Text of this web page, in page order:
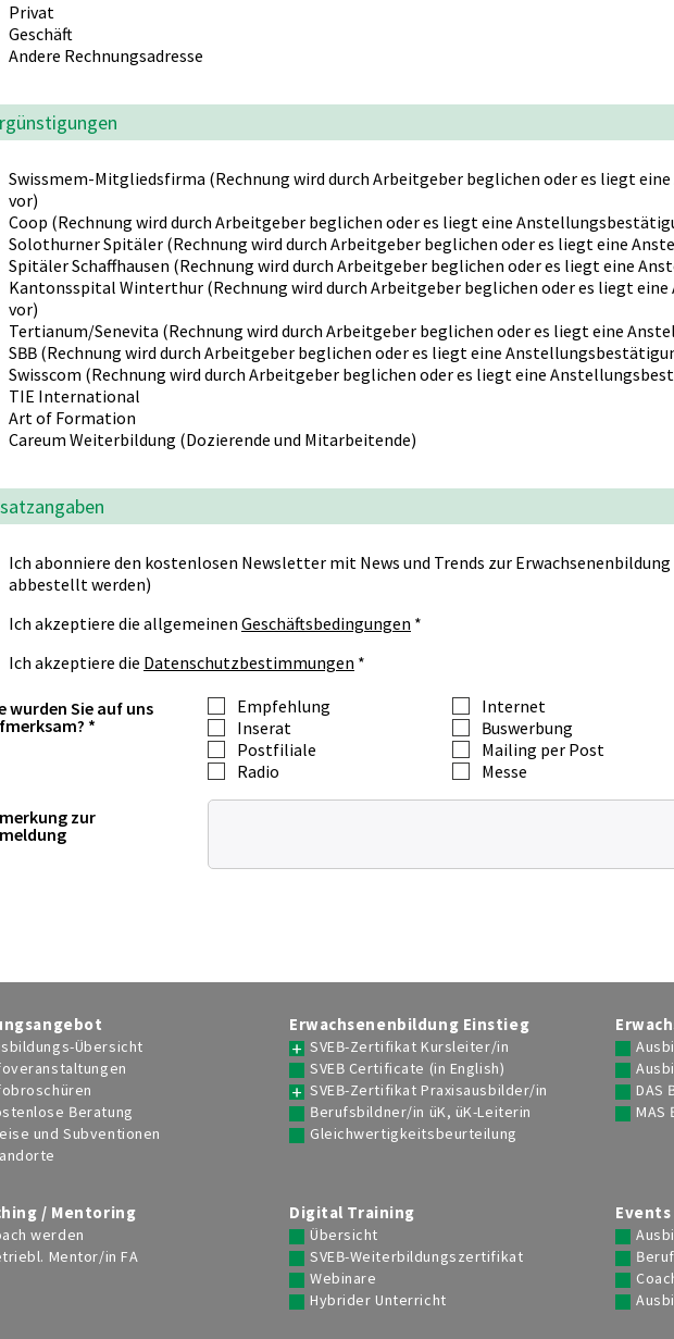
Privat
Geschäft
Andere Rechnungsadresse
Swissmem-Mitgliedsfirma (Rechnung wird durch Arbeitgeber beglichen oder es liegt
vor)
Coop (Rechnung wird durch Arbeitgeber beglichen oder es liegt eine
Solothurner Spitäler (Rechnung wird durch Arbeitgeber beglichen oder es liegt eine
Spitäler Schaffhausen (Rechnung wird durch Arbeitgeber beglichen oder es liegt eine
Kantonsspital Winterthur (Rechnung wird durch Arbeitgeber beglichen oder es liegt
vor)
Tertianum/Senevita (Rechnung wird durch Arbeitgeber beglichen oder es liegt eine
SBB (Rechnung wird durch Arbeitgeber beglichen oder es liegt eine
Swisscom (Rechnung wird durch Arbeitgeber beglichen oder es liegt eine
TIE International
Art of Formation
Careum Weiterbildung (Dozierende und Mitarbeitende)
Ich abonniere den kostenlosen Newsletter mit News und Trends zur
abbestellt werden)
Ich akzeptiere die allgemeinen Geschäftsbedingungen *
Ich akzeptiere die Datenschutzbestimmungen *
wurden Sie auf uns
*
Empfehlung Internet
Inserat
Buswerbung
Postfiliale
Mailing per Post
Radio
Messe
zur
Übersicht
Beratung
und Subventionen
Erwachsenenbildung Einstieg
SVEB-Zertifikat Kursleiter/in
SVEB Certificate (in English)
SVEB-Zertifikat Praxisausbilder/in
Berufsbildner/in üK, üK-Leiterin
Gleichwertigkeitsbeurteilung
DAS
MAS
/ Mentoring
werden
Mentor/in FA
Digital Training
Übersicht
SVEB-Weiterbildungszertifikat
Webinare
Hybrider Unterricht